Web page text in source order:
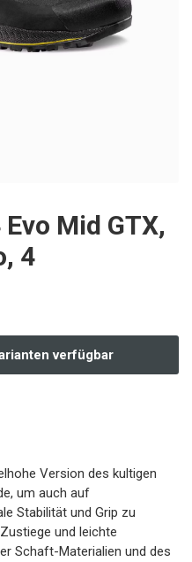
Mid GTX,
4
verfügbar
Version des kultigen
um auch auf
Stabilität und Grip zu
und leichte
Schaft-Materialien und des